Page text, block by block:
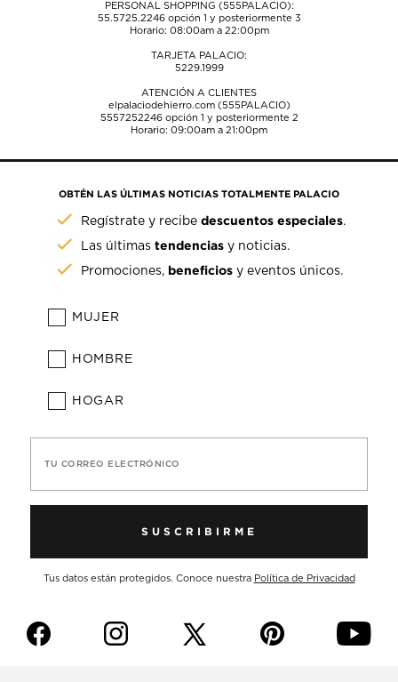
PERSONAL SHOPPING (555PALACIO):
55.5725.2246opción 1 y posteriormente 3
Horario: 08:00am a 22:00pm
TARJETA PALACIO:
5229.1999
ATENCIÓN A CLIENTES
elpalaciodehierro.com (555PALACIO)
5557252246opción 1 y posteriormente 2
Horario: 09:00am a 21:00pm
OBTÉN LAS ÚLTIMAS NOTICIAS TOTALMENTE PALACIO
Regístrate y recibedescuentos especiales.
Las últimastendencias y noticias.
Promociones, beneficios y eventos únicos.
MUJER
HOMBRE
HOGAR
TU CORREO ELECTRÓNICO
SUSCRIBIRME
Tus datos están protegidos. Conoce nuestra Política de Privacidad
f i p y